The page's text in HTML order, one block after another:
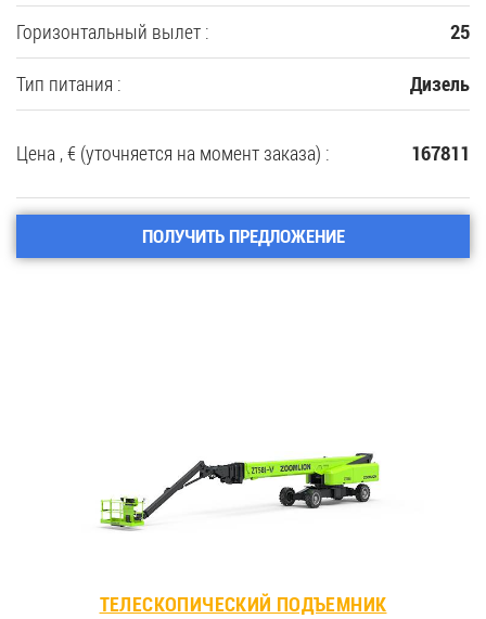
Горизонтальный вылет : 25
Тип питания : Дизель
Цена , € (уточняется на момент заказа) : 167811
ПОЛУЧИТЬ ПРЕДЛОЖЕНИЕ
ТЕЛЕСКОПИЧЕСКИЙ ПОДЪЕМНИК